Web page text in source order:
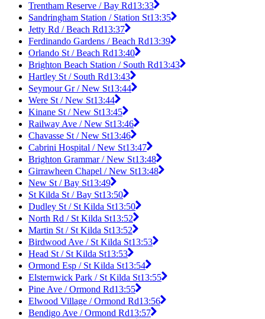
Trentham Reserve / Bay Rd13:33
Sandringham Station / Station St13:35
Jetty Rd / Beach Rd13:37
Ferdinando Gardens / Beach Rd13:39
Orlando St / Beach Rd13:40
Brighton Beach Station / South Rd13:43
Hartley St / South Rd13:43
Seymour Gr / New St13:44
Were St / New St13:44
Kinane St / New St13:45
Railway Ave / New St13:46
Chavasse St / New St13:46
Cabrini Hospital / New St13:47
Brighton Grammar / New St13:48
Girrawheen Chapel / New St13:48
New St / Bay St13:49
St Kilda St / Bay St13:50
Dudley St / St Kilda St13:50
North Rd / St Kilda St13:52
Martin St / St Kilda St13:52
Birdwood Ave / St Kilda St13:53
Head St / St Kilda St13:53
Ormond Esp / St Kilda St13:54
Elsternwick Park / St Kilda St13:55
Pine Ave / Ormond Rd13:55
Elwood Village / Ormond Rd13:56
Bendigo Ave / Ormond Rd13:57